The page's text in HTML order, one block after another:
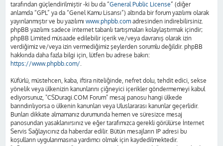
tarafından güçlendirilmiştir -ki bu da “General Public License” (diğer
anlamda “GPL” ya da “Genel Kamu Lisansı”) altında bir forum yazılımı olarak
yayınlanmıştır ve bu yazılımı www.phpbb.com adresinden indirebilirsiniz.
phpBB yazılımı sadece internet tabanlı tartışmaları kolaylaştırmak içindir;
phpBB Limited müsaade edilebilir içerik ve/veya davranış olarak izin
verdiğimiz ve/veya izin vermediğimiz şeylerden sorumlu değildir. phpBB
hakkında daha fazla bilgi için, lütfen bu adrese bakın:
https://www.phpbb.com/.
Küfürlü, müstehcen, kaba, iftira niteliğinde, nefret dolu, tehdit edici, sekse
yönelik veya ülkenizin kanunlarını çiğneyici içerikler göndermemeyi kabul
ediyorsunuz, "CSDuragi.COM Forum" mesaj panosu hangi ülkede
barındırılıyorsa o ülkenin kanunları veya Uluslararası kanunlar geçerlidir.
Bunları dikkate almamanız durumunda hemen ve süresizce mesaj
panosundan yasaklanırsınız ve eğer tarafımızca gerekli görülürse İnternet
Servis Sağlayıcınız da haberdar edilir. Bütün mesajların IP adresi bu
koşulların uygulanmasına yardımcı olmak için kaydedilmektedir.